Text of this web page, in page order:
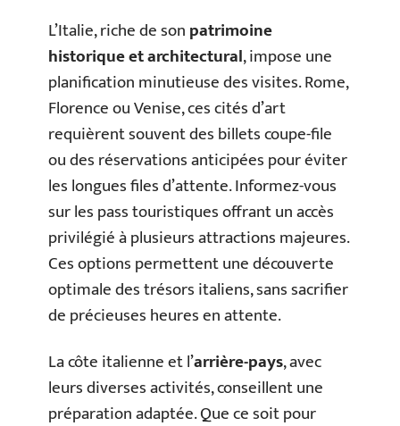
L’Italie, riche de sonpatrimoine
historique et architectural, impose une
planification minutieuse des visites. Rome,
Florence ou Venise, ces cités d’art
requièrent souvent des billets coupe-file
ou des réservations anticipées pour éviter
les longues files d’attente. Informez-vous
sur les pass touristiques offrant un accès
privilégié à plusieurs attractions majeures.
Ces options permettent une découverte
optimale des trésors italiens, sans sacrifier
de précieuses heures en attente.
La côte italienne et l’arrière-pays, avec
leurs diverses activités, conseillent une
préparation adaptée. Que ce soit pour